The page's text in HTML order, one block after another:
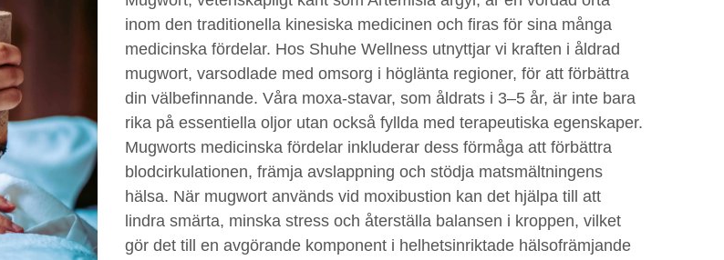
inom den traditionella kinesiska medicinen och firas för sina många
medicinska fördelar. Hos Shuhe Wellness utnyttjar vi kraften i åldrad
mugwort, varsodlade med omsorg i höglänta regioner, för att förbättra
din välbefinnande. Våra moxa-stavar, som åldrats i 3–5 år, är inte bara
rika på essentiella oljor utan också fyllda med terapeutiska egenskaper.
Mugworts medicinska fördelar inkluderar dess förmåga att förbättra
blodcirkulationen, främja avslappning och stödja matsmältningens
hälsa. När mugwort används vid moxibustion kan det hjälpa till att
lindra smärta, minska stress och återställa balansen i kroppen, vilket
gör det till en avgörande komponent i helhetsinriktade hälsofrämjande